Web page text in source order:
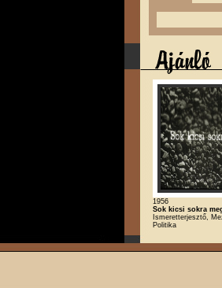
1956
Sok kicsi sokra
Ismeretterjesztő,
Politika